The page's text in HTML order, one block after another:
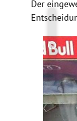
Der